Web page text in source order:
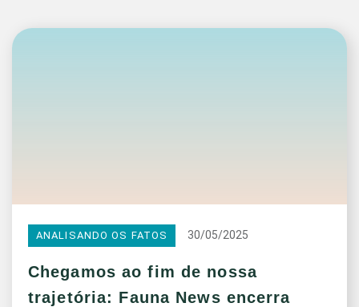
ANALISANDO OS FATOS 30/05/2025
Chegamos ao fim de nossa
trajetória: Fauna News encerra